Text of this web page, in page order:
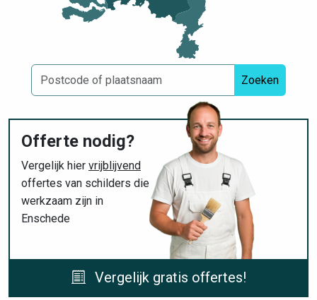
Zoeken
Offerte nodig?
Vergelijk hier vrijblijvend
offertes van schilders die
werkzaam zijn in
Enschede
Vergelijk gratis offertes!